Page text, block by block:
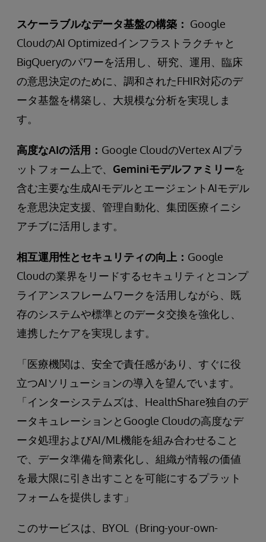
スケーラブルなデータ基盤の構築： Google
CloudのAI Optimizedインフラストラクチャと
BigQueryのパワーを活用し、研究、運用、臨床
の意思決定のために、調和されたFHIR対応のデ
ータ基盤を構築し、大規模な分析を実現しま
す。
高度なAIの活用： Google CloudのVertex AIプラ
ットフォーム上で、 Geminiモデルファミリーを
含む主要な生成AIモデルとエージェントAIモデル
を意思決定支援、管理自動化、集団医療イニシ
アチブに活用します。
相互運用性とセキュリティの向上： Google
Cloudの業界をリードするセキュリティとコンプ
ライアンスフレームワークを活用しながら、既
存のシステムや標準とのデータ交換を強化し、
連携したケアを実現します。
「医療機関は、安全で責任感があり、すぐに役
立つAIソリューションの導入を望んでいます。
「インターシステムズは、HealthShare独自のデ
ータキュレーションとGoogle Cloudの高度なデ
ータ処理およびAI/ML機能を組み合わせること
で、データ準備を簡素化し、組織が情報の価値
を最大限に引き出すことを可能にするプラット
フォームを提供します」
このサービスは、BYOL（Bring-your-own-